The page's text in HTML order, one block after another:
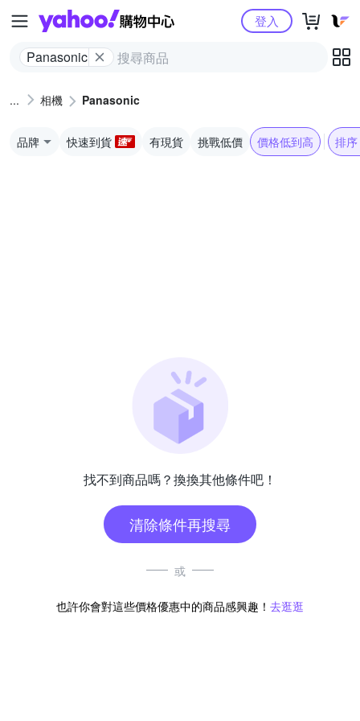
Yahoo購物中心
Panasonic
登入
相機 Panasonic
品牌 快速到貨 有現貨 挑戰低價 價格低到高 排序
找不到商品嗎？換換其他條件吧！
清除條件再搜尋
或
也許你會對這些價格優惠中的商品感興趣！ 去逛逛